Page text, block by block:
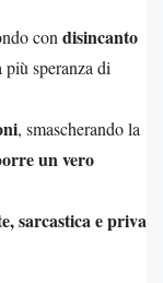
condisincanto
speranza di
, smascherando la
un vero
sarcastica e priva